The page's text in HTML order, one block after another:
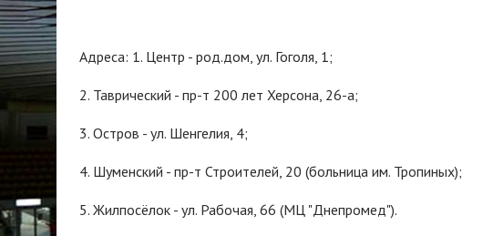
Адреса: 1. Центр - род.дом, ул. Гоголя, 1;
2. Таврический - пр-т 200 лет Херсона, 26-а;
3. Остров - ул. Шенгелия, 4;
4. Шуменский - пр-т Строителей, 20 (больница им. Тропиных);
5. Жилпосёлок - ул. Рабочая, 66 (МЦ "Днепромед").